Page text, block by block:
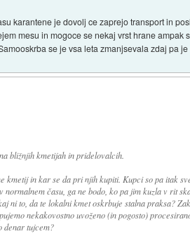
karantene je dovolj ce zaprejo transport in
mesu in mogoce se nekaj vrst hrane
se je vsa leta zmanjsevala zdaj pa
bližnjih kmetijah in pridelovalcih.
kmetij in kar se da pri njih kupiti. Kupci so pa itak
normalnem času, ga ne bodo, ko pa jim kuzla v rit
ni to, da te lokalni kmet oskrbuje stalna praksa?
nekakovostno uvoženo (in pogosto)
denar tujcem?